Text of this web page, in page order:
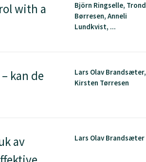
with a
Björn Ringselle, Trond
Børresen, Anneli
Lundkvist, ...
kan de
Lars Olav Brandsæter,
Kirsten Tørresen
av
Lars Olav Brandsæter